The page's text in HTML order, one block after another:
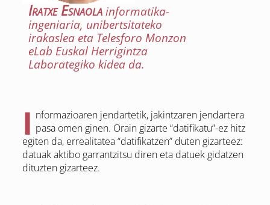
Iratxe Esnaolainformatika-
ingeniaria, unibertsitateko
irakaslea eta Telesforo Monzon
eLab Euskal Herrigintza
Laborategiko kidea da.
I nformazioaren jendartetik, jakintzaren jendartera
pasa omen ginen. Orain gizarte “datifikatu”-ez hitz
egiten da, errealitatea “datifikatzen” duten gizarteez:
datuak aktibo garrantzitsu diren eta datuek gidatzen
dituzten gizarteez.